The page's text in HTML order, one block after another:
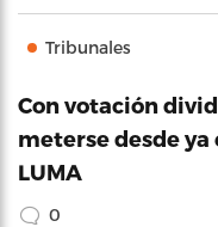
Tribunales
Con votación
meterse desde
LUMA
0